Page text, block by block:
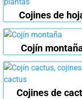
Cojines de
Cojín
Cojines de